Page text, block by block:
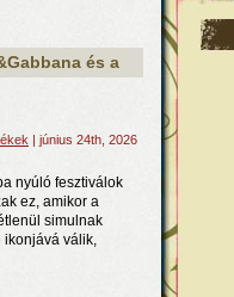
és a
| június 24th, 2026
nyúló fesztiválok
ez, amikor a
simulnak
ikonjává válik,